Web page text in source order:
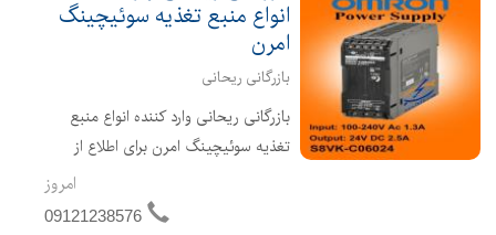
انواع منبع تغذیه سوئیچینگ
امرن
بازرگانی ریحانی
بازرگانی ریحانی وارد کننده انواع منبع
تغذیه سوئیچینگ امرن برای اطلاع از
مشخصات و قیمت ها با ما در تماس
باشید. فروش S8VK-C06024 ۲،۵ آمپر
امروز
09121238576